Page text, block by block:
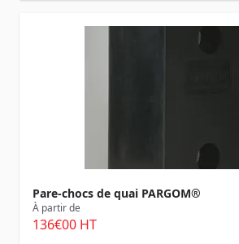
Pare-chocs de quai PARGOM®
À partir de
136€00 HT